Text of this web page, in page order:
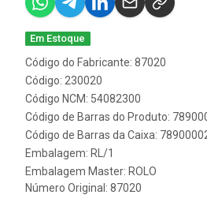
Em Estoque
Código do Fabricante: 87020
Código: 230020
Código NCM: 54082300
Código de Barras do Produto:
Código de Barras da Caixa:
Embalagem: RL/1
Embalagem Master: ROLO
Número Original: 87020